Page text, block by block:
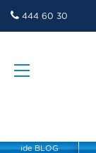
444 60 30
ide BLOG